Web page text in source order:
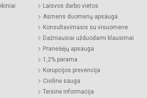
Laisvos darbo vietos
Asmens duomenų apsauga
Konsultavimasis su visuomene
Dažniausiai užduodami klausimai
Pranešėjų apsauga
1,2% parama
Korupcijos prevencija
Civilinė sauga
Teisinė informacija